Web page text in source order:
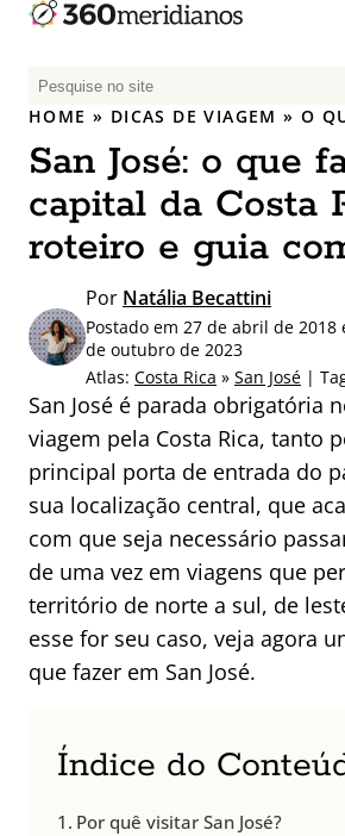
P
e
q
u
i
s
p
o
r
:
HOME » DICAS DE VIAGEM »O
San José: o que
capital da Costa
roteiro e guia
Por Natália Becattini
Postado em 27 de abril de
de outubro de 2023
Atlas: Costa Rica » San José |
San José é parada obrigatória
viagem pela Costa Rica, tanto
principal porta de entrada do
sua localização central, que
com que seja necessário
de uma vez em viagens que
território de norte a sul, de
esse for seu caso, veja agora
que fazer em San José.
Índice do
Por quê visitar San José?